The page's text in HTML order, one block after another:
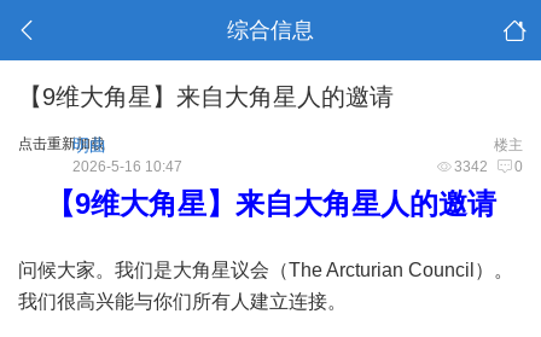
综合信息
【9维大角星】来自大角星人的邀请
点击重新加载 楼主
明曲
3342 0
2026-5-16 10:47
【9维大角星】来自大角星人的邀请
问候大家。我们是大角星议会（The Arcturian Council）。
我们很高兴能与你们所有人建立连接。